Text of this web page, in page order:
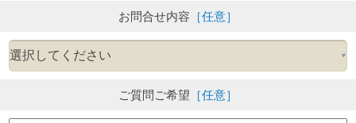
お問合せ内容 ［任意］
ご質問ご希望 ［任意］